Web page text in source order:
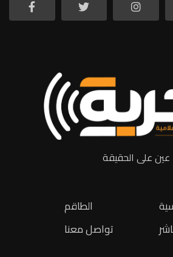
عين على الحقيقة
الطاقم
تواصل معنا